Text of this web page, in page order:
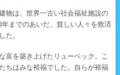
物は、世界一古い社会福祉施設の
までのあいだ、貧しい人々を救済
た。
富を築き上げたリューベック。こ
ちはみな裕福でした。自らが裕福